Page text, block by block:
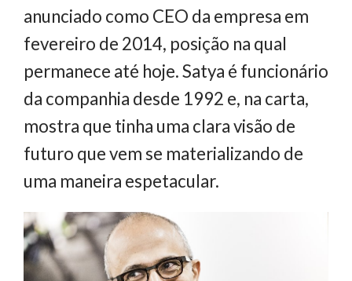
anunciado como CEO da empresa em
fevereiro de 2014, posição na qual
permanece até hoje. Satya é funcionário
da companhia desde 1992 e, na carta,
mostra que tinha uma clara visão de
futuro que vem se materializando de
uma maneira espetacular.